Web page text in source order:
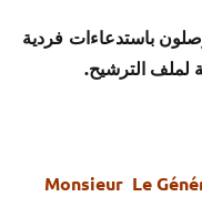
باستدعاءات فردية
لملف الترشيح.
Monsieur Le